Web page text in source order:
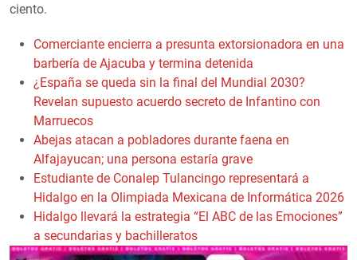
ciento.
Comerciante encierra a presunta extorsionadora en una
barbería de Ajacuba y termina detenida
¿España se queda sin la final del Mundial 2030?
Revelan supuesto acuerdo secreto de Infantino con
Marruecos
Abejas atacan a pobladores durante faena en
Alfajayucan; una persona estaría grave
Estudiante de Conalep Tulancingo representará a
Hidalgo en la Olimpiada Mexicana de Informática 2026
Hidalgo llevará la estrategia “El ABC de las Emociones”
a secundarias y bachilleratos